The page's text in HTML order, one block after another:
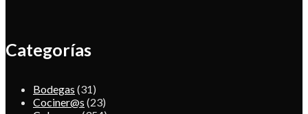
Categorías
Bodegas (31)
Cociner@s (23)